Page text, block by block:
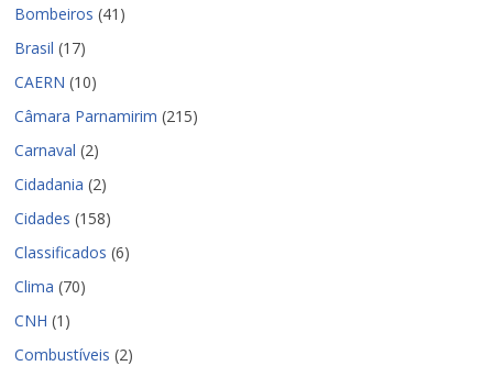
Bombeiros (41)
Brasil (17)
CAERN (10)
Câmara Parnamirim (215)
Carnaval (2)
Cidadania (2)
Cidades (158)
Classificados (6)
Clima (70)
CNH (1)
Combustíveis (2)